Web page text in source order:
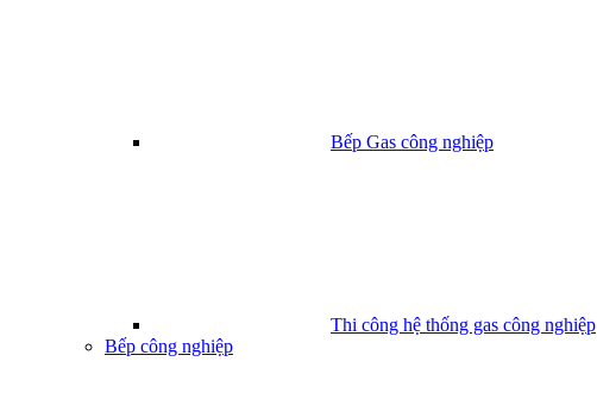
Bếp Gas công nghiệp
Thi công hệ thống gas công nghiệp
Bếp công nghiệp